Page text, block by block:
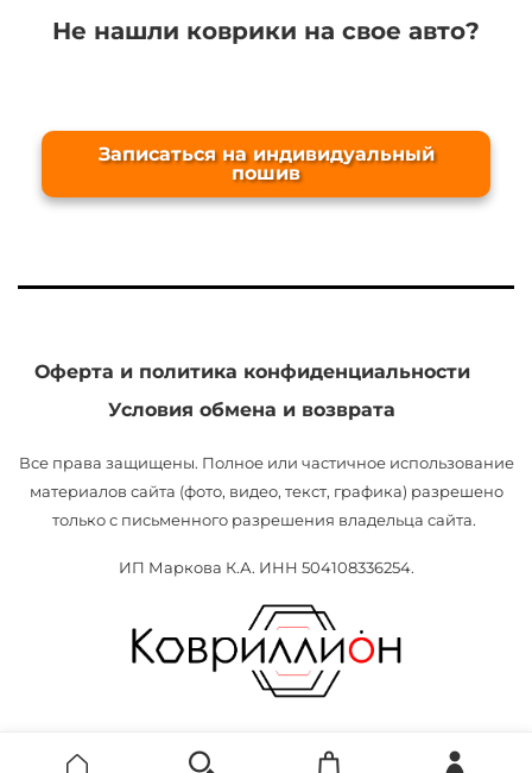
Не нашли коврики на свое авто?
Записаться на индивидуальный
пошив
Оферта и политика конфиденциальности
Условия обмена и возврата
Все права защищены. Полное или частичное использование
материалов сайта (фото, видео, текст, графика) разрешено
только с письменного разрешения владельца сайта.
ИП Маркова К.А. ИНН 504108336254.